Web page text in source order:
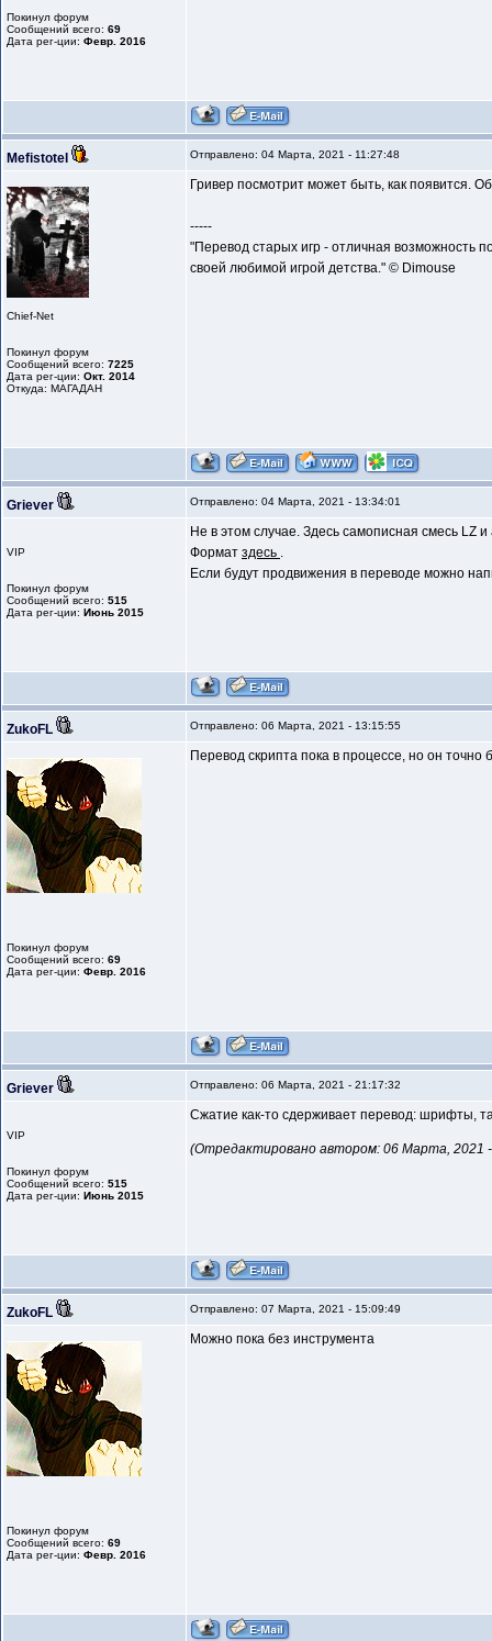
Покинул форум
Сообщений всего: 69
Дата рег-ции: Февр. 2016
Mefistotel Отправлено: 04 Марта, 2021 - 11:27:48
Chief-Net
Покинул форум
Сообщений всего: 7225
Дата рег-ции: Окт. 2014
Откуда: МАГАДАН
Гривер посмотрит может быть, как появится.
-----
"Перевод старых игр - отличная возможность
своей любимой игрой детства." © Dimouse
Griever Отправлено: 04 Марта, 2021 - 13:34:01
VIP
Покинул форум
Сообщений всего: 515
Дата рег-ции: Июнь 2015
Не в этом случае. Здесь самописная смесь LZ
Формат здесь .
Если будут продвижения в переводе можно
ZukoFL Отправлено: 06 Марта, 2021 - 13:15:55
Покинул форум
Сообщений всего: 69
Дата рег-ции: Февр. 2016
Перевод скрипта пока в процессе, но он точно
Griever Отправлено: 06 Марта, 2021 - 21:17:32
VIP
Покинул форум
Сообщений всего: 515
Дата рег-ции: Июнь 2015
Сжатие как-то сдерживает перевод: шрифты,
(Отредактировано автором: 06 Марта, 2021 -
ZukoFL Отправлено: 07 Марта, 2021 - 15:09:49
Покинул форум
Сообщений всего: 69
Дата рег-ции: Февр. 2016
Можно пока без инструмента